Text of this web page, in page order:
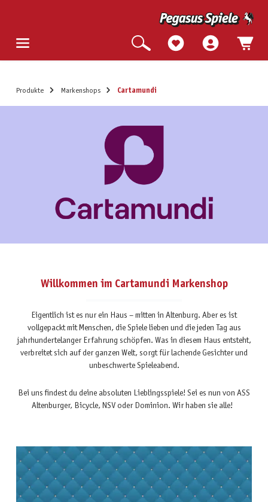
Produkte Markenshops Cartamundi
Willkommen im Cartamundi Markenshop
Eigentlich ist es nur ein Haus – mitten in Altenburg. Aber es ist
vollgepackt mit Menschen, die Spiele lieben und die jeden Tag aus
jahrhundertelanger Erfahrung schöpfen. Was in diesem Haus entsteht,
verbreitet sich auf der ganzen Welt, sorgt für lachende Gesichter und
unbeschwerte Spieleabend.
Bei uns findest du deine absoluten Lieblingsspiele! Sei es nun von ASS
Altenburger, Bicycle, NSV oder Dominion. Wir haben sie alle!